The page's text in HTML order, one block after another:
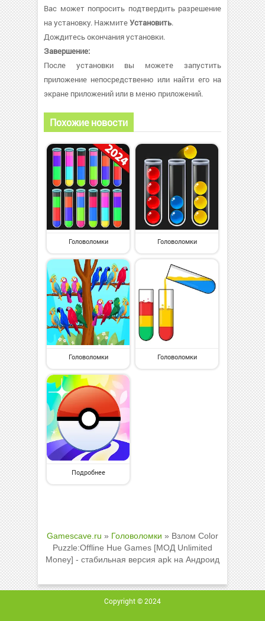
Вас может попросить подтвердить разрешение
на установку. НажмитеУстановить.
Дождитесь окончания установки.
Завершение:
После установки вы можете запустить
приложение непосредственно или найти его на
экране приложений или в меню приложений.
Похожие новости
Головоломки Головоломки
Головоломки Головоломки
Подробнее
Gamescave.ru » Головоломки » Взлом Color
Puzzle:Offline Hue Games [МОД Unlimited
Money] - стабильная версия apk на Андроид
Copyright © 2024